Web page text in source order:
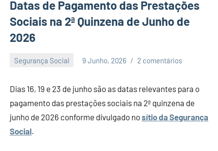
Datas de Pagamento das Prestações
Sociais na 2ª Quinzena de Junho de
2026
Segurança Social 9 Junho, 2026
Economia
Finanças
2 comentários
Dias 16, 19 e 23 de junho são as datas relevantes para o
pagamento das prestações sociais na 2ª quinzena de
junho de 2026 conforme divulgado nosítio da Segurança
Social.